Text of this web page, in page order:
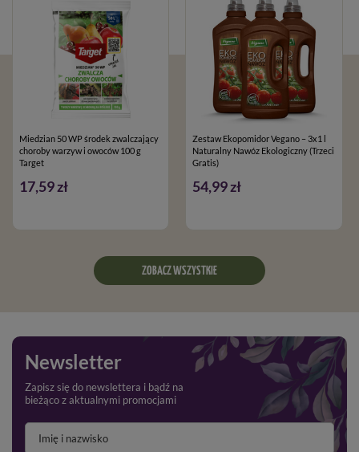
Miedzian 50 WP środek zwalczający
choroby warzyw i owoców 100 g
Target
17,59 zł
Zestaw Ekopomidor Vegano – 3x1 l
Naturalny Nawóz Ekologiczny (Trzeci
Gratis)
54,99 zł
ZOBACZ WSZYSTKIE
Newsletter
Zapisz się do newslettera i bądź na
bieżąco z aktualnymi promocjami